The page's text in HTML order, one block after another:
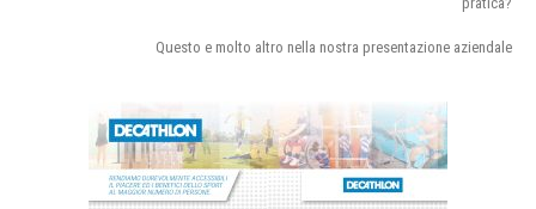
Questo e molto altro nella nostra presentazione aziendale